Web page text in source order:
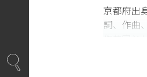
京都府出
詞、作曲